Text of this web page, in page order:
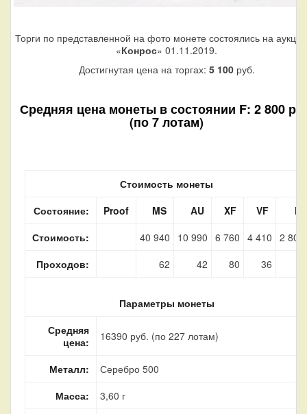
Торги по представленной на фото монете состоялись на
«Конрос» 01.11.2019.
Достигнутая цена на торгах: 5 100руб.
Средняя цена монеты в состоянии F: 2 800
(по 7 лотам)
Стоимость монеты
Состояние:
Proof MS AU XF VF
F
Стоимость:
40 940 10 990 6 760 4 410 2 800
Проходов:
62 42 80 36
Параметры монеты
Средняя
цена:
16390 руб. (по 227 лотам)
Металл:
Серебро 500
Масса:
3,60 г